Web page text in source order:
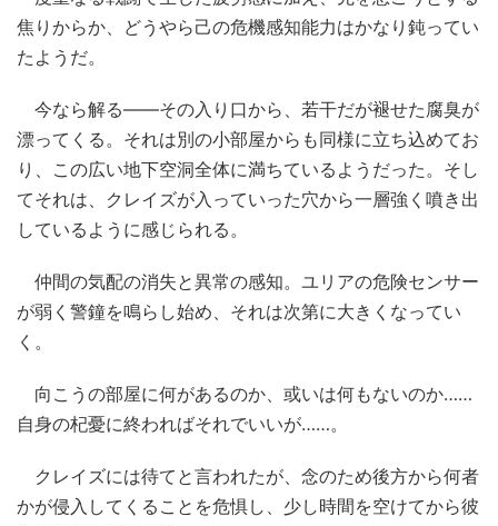
焦りからか、どうやら己の危機感知能力はかなり鈍ってい
たようだ。
今なら解る――その入り口から、若干だが褪せた腐臭が
漂ってくる。それは別の小部屋からも同様に立ち込めてお
り、この広い地下空洞全体に満ちているようだった。そし
てそれは、クレイズが入っていった穴から一層強く噴き出
しているように感じられる。
仲間の気配の消失と異常の感知。ユリアの危険センサー
が弱く警鐘を鳴らし始め、それは次第に大きくなってい
く。
向こうの部屋に何があるのか、或いは何もないのか……
自身の杞憂に終わればそれでいいが……。
クレイズには待てと言われたが、念のため後方から何者
かが侵入してくることを危惧し、少し時間を空けてから彼